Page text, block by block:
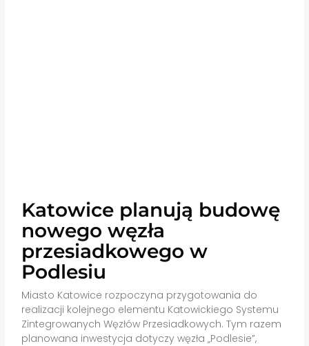
Katowice planują budowę
nowego węzła
przesiadkowego w
Podlesiu
Miasto Katowice rozpoczyna przygotowania do
realizacji kolejnego elementu Katowickiego Systemu
Zintegrowanych Węzłów Przesiadkowych. Tym razem
planowana inwestycja dotyczy węzła „Podlesie”,